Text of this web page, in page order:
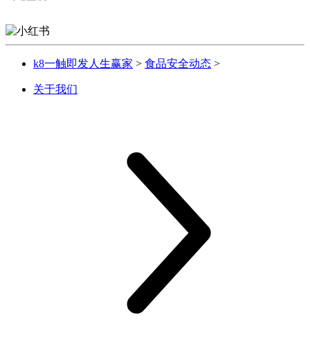
k8一触即发人生赢家 > 食品安全动态 >
关于我们